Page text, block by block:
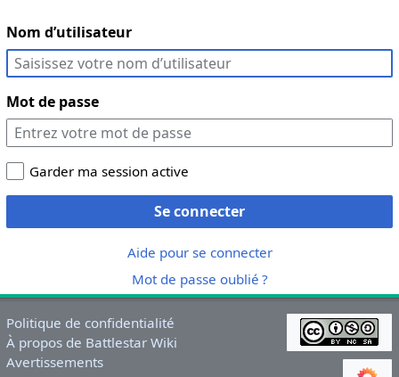
Nom d’utilisateur
Mot de passe
Garder ma session active
Se connecter
Aide pour se connecter
Mot de passe oublié ?
Politique de confidentialité
À propos de Battlestar Wiki
Avertissements